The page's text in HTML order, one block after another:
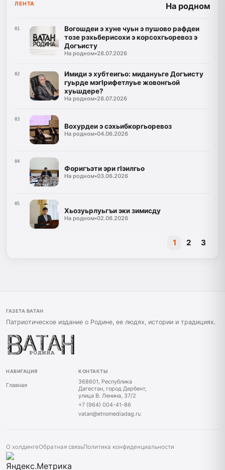
ЛЕНТА На родном
01
Вогошдеи э хуне чуьн э пушово рафдеи
тозе рэхьберисохи э корсохгьоревоз э
Догъисту
На родном•28.07.2026
02
Имиди э хубтеигьо: мидануьге Догъисту
гуьрде мэгIрифетлуье жовонгьой
хуьшдере?
На родном•28.07.2026
03
Вохурдеи э сэхьибкоргьоревоз
На родном•04.06.2026
04
Форигъэти эри гIэилгьо
На родном•03.06.2026
05
Хьозуьрлуьгъи эки зимисду
На родном•02.06.2026
1 2 3
ГАЗЕТА ВАТАН
Патриотическое издание о Родине, ее людях, истории и традициях.
НАВИГАЦИЯ
Главная
КОНТАКТЫ
368601, Республика
Дагестан, город Дербент,
улица В. Ленина, 37/2
+7 (964) 004-41-86
vatan@etnomediadag.ru
О холдингеОбратная связьПолитика конфиденциальности